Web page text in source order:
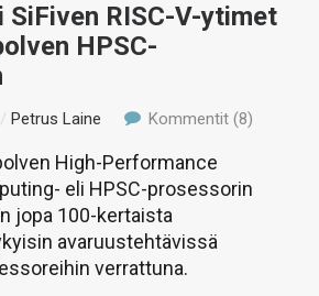
SiFiven RISC-V-ytimet
HPSC-
/ Petrus Laine Kommentit (8)
High-Performance
eli HPSC-prosessorin
jopa 100-kertaista
avaruustehtävissä
verrattuna.